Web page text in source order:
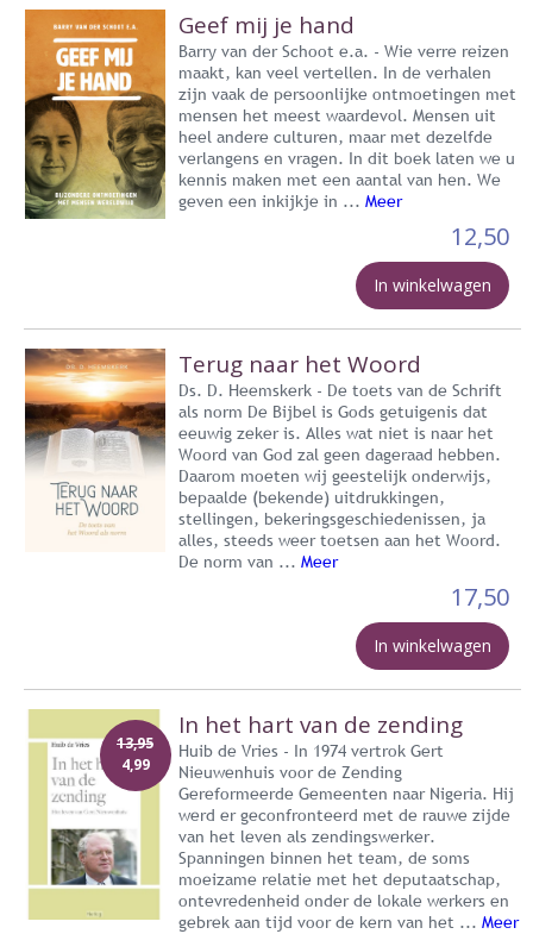
Geef mij je hand
Barry van der Schoot e.a. - Wie verre reizen
maakt, kan veel vertellen. In de verhalen
zijn vaak de persoonlijke ontmoetingen met
mensen het meest waardevol. Mensen uit
heel andere culturen, maar met dezelfde
verlangens en vragen. In dit boek laten we u
kennis maken met een aantal van hen. We
geven een inkijkje in ... Meer
12,50
In winkelwagen
Terug naar het Woord
Ds. D. Heemskerk - De toets van de Schrift
als norm De Bijbel is Gods getuigenis dat
eeuwig zeker is. Alles wat niet is naar het
Woord van God zal geen dageraad hebben.
Daarom moeten wij geestelijk onderwijs,
bepaalde (bekende) uitdrukkingen,
stellingen, bekeringsgeschiedenissen, ja
alles, steeds weer toetsen aan het Woord.
De norm van ... Meer
17,50
In winkelwagen
13,95
4,99
In het hart van de zending
Huib de Vries - In 1974 vertrok Gert
Nieuwenhuis voor de Zending
Gereformeerde Gemeenten naar Nigeria. Hij
werd er geconfronteerd met de rauwe zijde
van het leven als zendingswerker.
Spanningen binnen het team, de soms
moeizame relatie met het deputaatschap,
ontevredenheid onder de lokale werkers en
gebrek aan tijd voor de kern van het ... Meer